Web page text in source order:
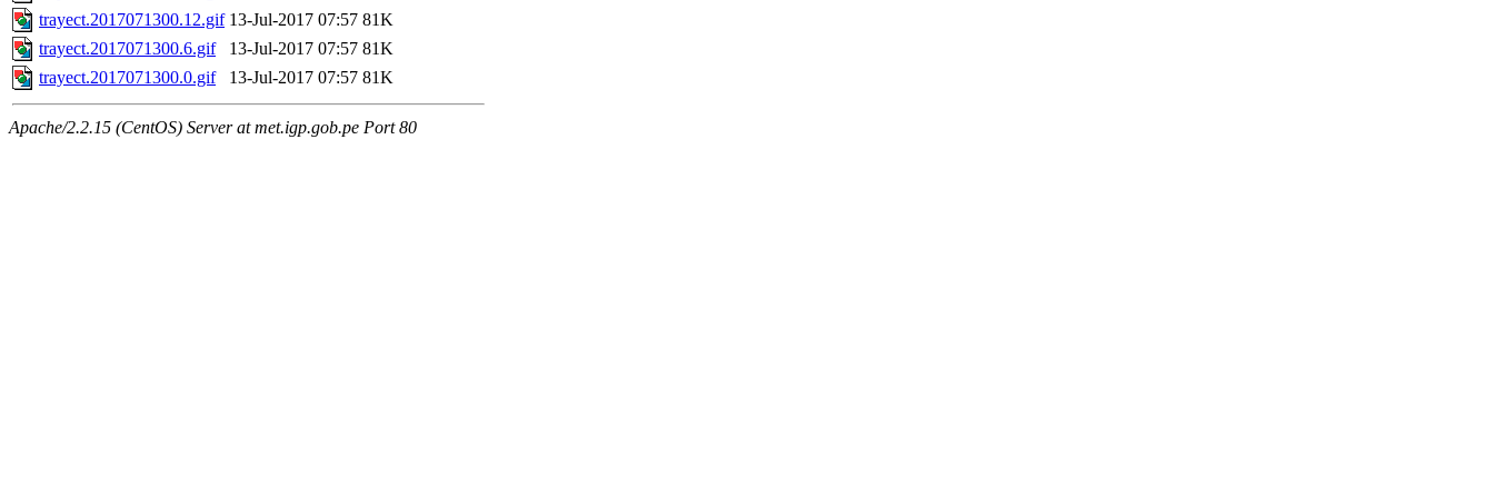
trayect.2017071300.12.gif 13-Jul-2017 07:57 81K
trayect.2017071300.6.gif
13-Jul-2017 07:57 81K
trayect.2017071300.0.gif
13-Jul-2017 07:57 81K
Apache/2.2.15 (CentOS) Server at met.igp.gob.pe Port 80